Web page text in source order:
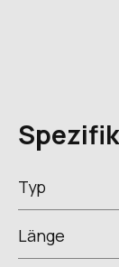
Typ
Länge